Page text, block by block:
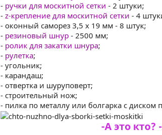
- ручки для москитной сетки - 2 штуки;
- z-крепление для москитной сетки - 4
- оконный саморез 3,5 х 19 мм - 8 штук;
- резиновый шнур- 2500 мм;
- ролик для закатки шнура;
- рулетка;
- угольник;
- карандаш;
- отвертка и шуруповерт;
- строительный нож;
- пилка по металлу или болгарка с диском
-А это